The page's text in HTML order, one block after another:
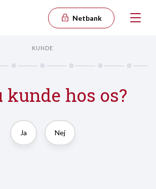
Netbank
KUNDE
kunde hos os?
Ja Nej